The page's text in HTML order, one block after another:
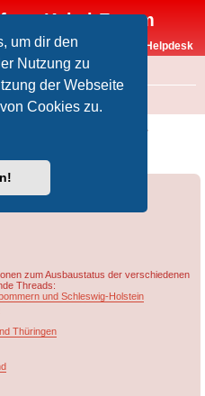
um dir den
Nutzung zu
der Webseite
Cookies zu.
Kabel-Forum
Vodafone-Kabel-Helpdesk
/ Aktuelles
nur
zum Ausbaustatus der verschiedenen
Threads:
und Schleswig-Holstein
Thüringen